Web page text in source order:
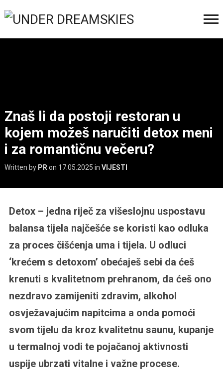
Znaš li da postoji restoran u
kojem možeš naručiti detox meni
i za romantičnu večeru?
Written by PR on 17.05.2025 in VIJESTI
Detox – jedna riječ za višeslojnu uspostavu
balansa tijela najčešće se koristi kao odluka
za proces čišćenja uma i tijela. U odluci
‘krećem s detoxom’ obećaješ sebi da ćeš
krenuti s kvalitetnom prehranom, da ćeš ono
nezdravo zamijeniti zdravim, alkohol
osvježavajućim napitcima a onda pomoći
svom tijelu da kroz kvalitetnu saunu, kupanje
u termalnoj vodi te pojačanoj aktivnosti
uspije ubrzati vitalne i važne procese.